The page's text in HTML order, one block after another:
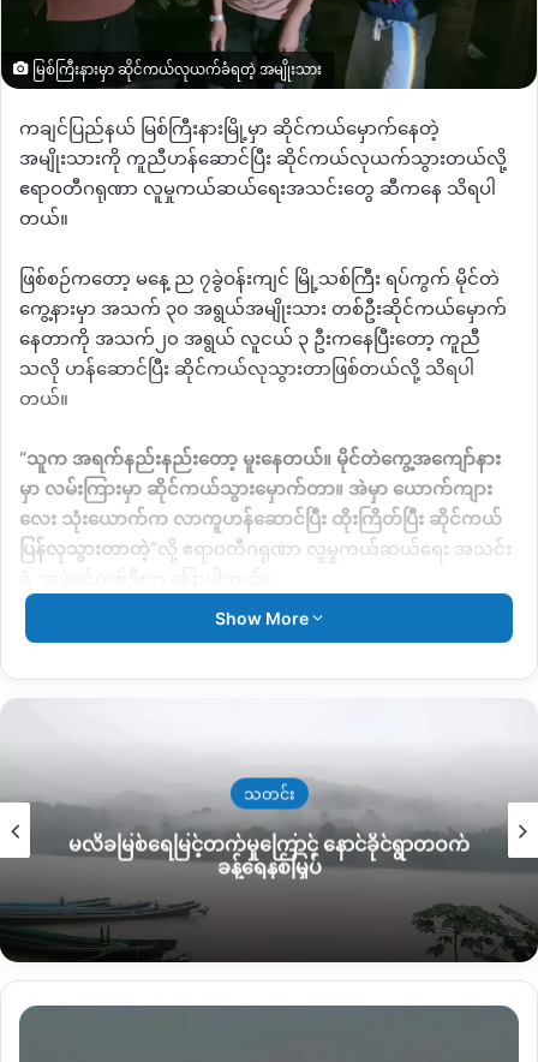
မြစ်ကြီးနားမှာ ဆိုင်ကယ်လုယက်ခံရတဲ့ အမျိုးသား
ကချင်ပြည်နယ် မြစ်ကြီးနားမြို့မှာ ဆိုင်ကယ်မှောက်နေတဲ့
အမျိုးသားကို ကူညီဟန်ဆောင်ပြီး ဆိုင်ကယ်လုယက်သွားတယ်လို့
ဧရာဝတီဂရုဏာ လူမှုကယ်ဆယ်ရေးအသင်းတွေ ဆီကနေ သိရပါ
တယ်။
ဖြစ်စဉ်ကတော့ မနေ့ ည ၇ခွဲဝန်းကျင် မြို့သစ်ကြီး ရပ်ကွက် မိုင်တဲ
ကွေ့နားမှာ အသက် ၃၀ အရွယ်အမျိုးသား တစ်ဦးဆိုင်ကယ်မှောက်
နေတာကို အသက်၂၀ အရွယ် လူငယ် ၃ ဦးကနေပြီးတော့ ကူညီ
သလို ဟန်ဆောင်ပြီး ဆိုင်ကယ်လုသွားတာဖြစ်တယ်လို့ သိရပါ
တယ်။
“သူက အရက်နည်းနည်းတော့ မူးနေတယ်။ မိုင်တဲကွေ့အကျော်နား
မှာ လမ်းကြားမှာ ဆိုင်ကယ်သွားမှောက်တာ။ အဲမှာ ယောက်ကျား
လေး သုံးယောက်က လာကူဟန်ဆောင်ပြီး ထိုးကြိတ်ပြီး ဆိုင်ကယ်
ပြန်လုသွားတာတဲ့”လို့ ဧရာဝတီဂရုဏာ လူမှုကယ်ဆယ်ရေး အသင်း
လုယက်ခံရတဲ့ အမျိုးသားကဟာ မေးစေ့နဲ့ ခြေ လက်တွေမှာ ပွန်းပဲ့
စရာတော့ မရှိဘူးလို့ သိရပါတယ်။
ဖောက်ထွင်းမှုတွေ မကြာခန ဖြစ်နေပေမယ့် ထိရောက်စွာ အရေးယူမှု
တွေ ဖမ်းဆီးနိုင်မှုတွေတော့ နည်းနေဆဲ ဖြစ်တယ်လို့ ဒေသခံတွေက
ပြောပါတယ်။
KNGရဲ့စုစည်းထားတဲ့စာရင်းအရ မြစ်ကြီးနာမြို့မှာ ၂၀၂၅ ခုနှစ်
ဇန်နဝါရီလမှာ ခိုးဆိုးလုယက်မှု ၈ ကြိမ်၊ဖေဖော်ဝါရီလ ၁၄ ကြိမ်၊
မတ်လ ၁၀ ကြိမ်နဲ့ ဧပြီလ ၁၂ ကြိမ်၊မေလ ၆ ၊ ဇွန် ၅ ကြိမ်ထိရှိခဲ့ပါ
Show More
သတင်း
မလိခမြစ်ရေမြင့်တက်မှုကြောင့် နောင်ခိုင်ရွာတဝက်
ခန့်ရေနစ်မြှပ်
မုံ